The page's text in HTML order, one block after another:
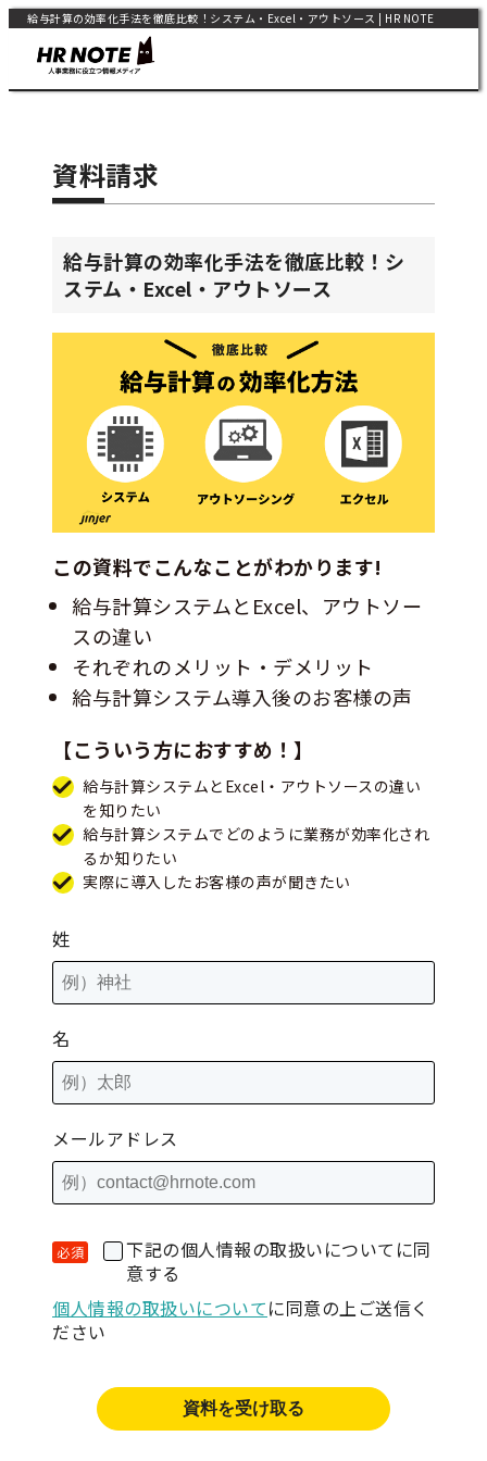
給与計算の効率化手法を徹底比較！システム・Excel・アウトソース | HR NOTE
資料請求
給与計算の効率化手法を徹底比較！シ
ステム・Excel・アウトソース
この資料でこんなことがわかります!
給与計算システムとExcel、アウトソー
スの違い
それぞれのメリット・デメリット
給与計算システム導入後のお客様の声
【こういう方におすすめ！】
給与計算システムとExcel・アウトソースの違い
を知りたい
給与計算システムでどのように業務が効率化され
るか知りたい
実際に導入したお客様の声が聞きたい
姓
名
メールアドレス
下記の個人情報の取扱いについてに同
意する
個人情報の取扱いについてに同意の上ご送信く
ださい